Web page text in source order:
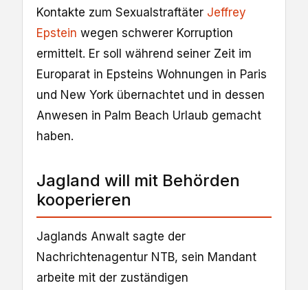
Kontakte zum Sexualstraftäter Jeffrey
Epstein wegen schwerer Korruption
ermittelt. Er soll während seiner Zeit im
Europarat in Epsteins Wohnungen in Paris
und New York übernachtet und in dessen
Anwesen in Palm Beach Urlaub gemacht
haben.
Jagland will mit Behörden
kooperieren
Jaglands Anwalt sagte der
Nachrichtenagentur NTB, sein Mandant
arbeite mit der zuständigen